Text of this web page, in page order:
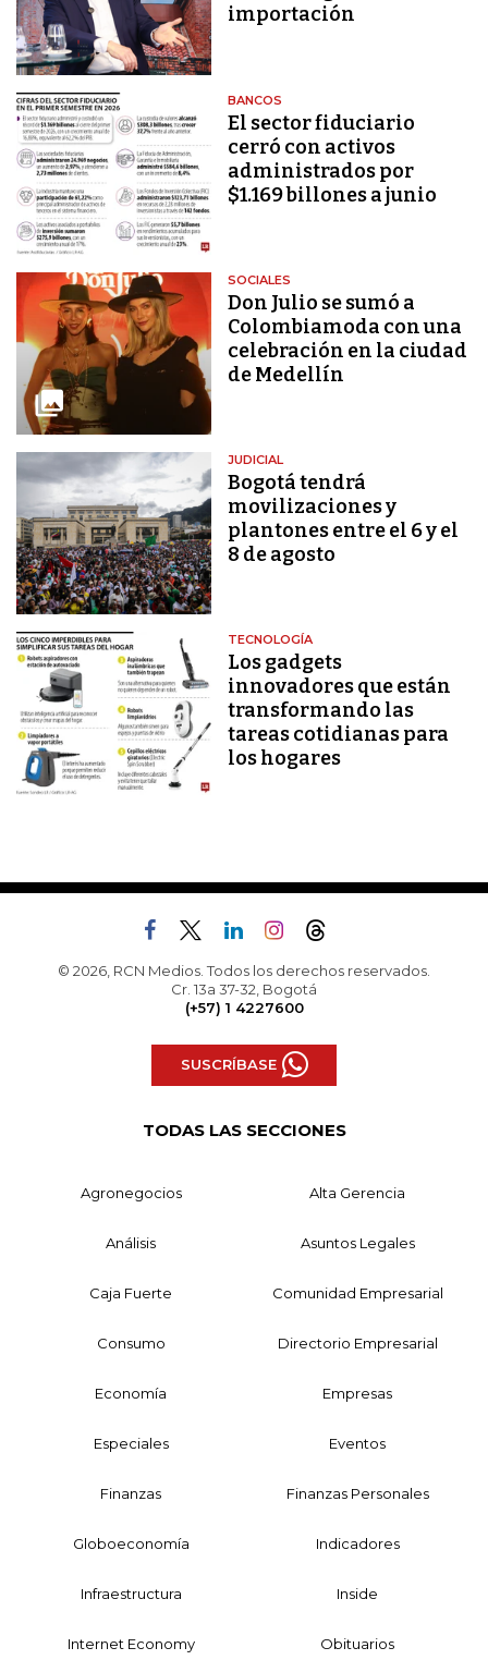
importación
BANCOS
El sector fiduciario
cerró con activos
administrados por
$1.169 billones a junio
SOCIALES
Don Julio se sumó a
Colombiamoda con una
celebración en la ciudad
de Medellín
JUDICIAL
Bogotá tendrá
movilizaciones y
plantones entre el 6 y el
8 de agosto
TECNOLOGÍA
Los gadgets
innovadores que están
transformando las
tareas cotidianas para
los hogares
© 2026, RCN Medios. Todos los derechos reservados.
Cr. 13a 37-32, Bogotá
(+57) 1 4227600
SUSCRÍBASE
TODAS LAS SECCIONES
Agronegocios Alta Gerencia
Análisis Asuntos Legales
Caja Fuerte Comunidad Empresarial
Consumo Directorio Empresarial
Economía Empresas
Especiales Eventos
Finanzas Finanzas Personales
Globoeconomía Indicadores
Infraestructura Inside
Internet Economy Obituarios